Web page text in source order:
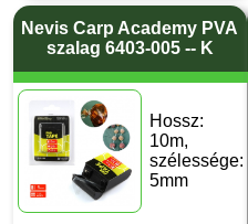
Nevis Carp Academy PVA
szalag 6403-005 -- K
Hossz:
10m,
szélessége:
5mm